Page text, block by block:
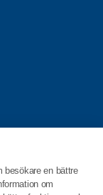
besökare en bättre
om